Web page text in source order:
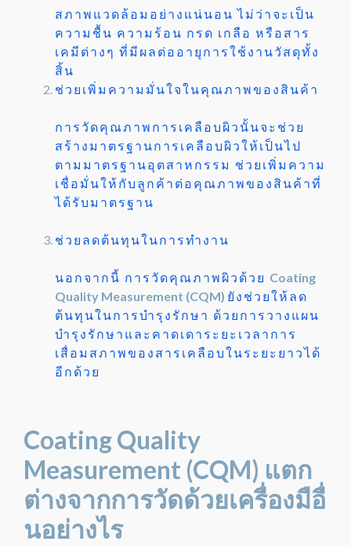
สภาพแวดล้อมอย่างแน่นอน ไม่ว่าจะเป็น
ความชื้น ความร้อน กรด เกลือ หรือสาร
เคมีต่างๆ ที่มีผลต่ออายุการใช้งานวัสดุทั้ง
สิ้น
ช่วยเพิ่มความมั่นใจในคุณภาพของสินค้า
การวัดคุณภาพการเคลือบผิวนั้นจะช่วย
สร้างมาตรฐานการเคลือบผิวให้เป็นไป
ตามมาตรฐานอุตสาหกรรม ช่วยเพิ่มความ
เชื่อมั่นให้กับลูกค้าต่อคุณภาพของสินค้าที่
ได้รับมาตรฐาน
ช่วยลดต้นทุนในการทำงาน
นอกจากนี้ การวัดคุณภาพผิวด้วย Coating
Quality Measurement (CQM) ยังช่วยให้ลด
ต้นทุนในการบำรุงรักษา ด้วยการวางแผน
บำรุงรักษาและคาดเดาระยะเวลาการ
เสื่อมสภาพของสารเคลือบในระยะยาวได้
อีกด้วย
Coating Quality
Measurement (CQM) แตก
ต่างจากการวัดด้วยเครื่องมือื่
นอย่างไร